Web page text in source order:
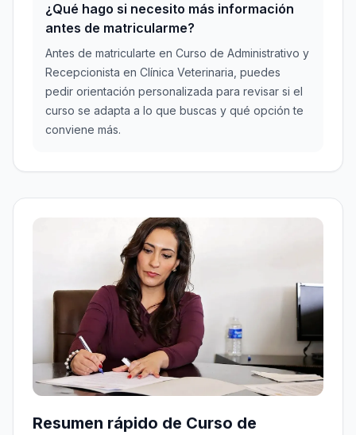
¿Qué hago si necesito más información
antes de matricularme?
Antes de matricularte en Curso de Administrativo y
Recepcionista en Clínica Veterinaria, puedes
pedir orientación personalizada para revisar si el
curso se adapta a lo que buscas y qué opción te
conviene más.
Resumen rápido de Curso de